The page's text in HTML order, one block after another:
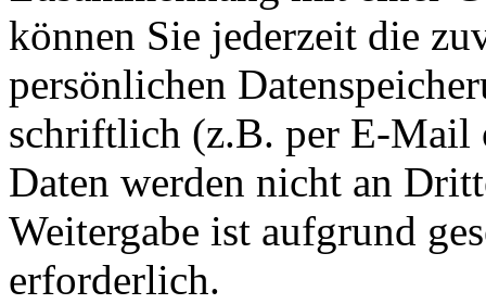
können Sie jederzeit die
persönlichen
schriftlich (z.B. per E-Mail
Daten werden nicht an
Weitergabe ist aufgrund
erforderlich.